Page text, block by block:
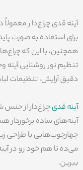
برای استفاده به صورت
تنظیم نور روشنایی آینه
دقیق آرایش، تنظیمات
آینه قدیچراغ‌دار از جنس
آینه‌های ساده برخوردار
چهارچوب‌هایی با طراحی
می‌ده تا هم خود رو در
ببرین.